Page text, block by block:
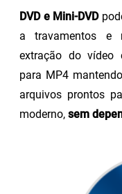
DVD e Mini-DVD
a travamentos e
extração do vídeo
para MP4
arquivos prontos
moderno, sem